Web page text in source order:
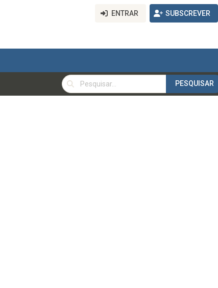
ENTRAR SUBSCREVER
PESQUISAR
PESQUISAR